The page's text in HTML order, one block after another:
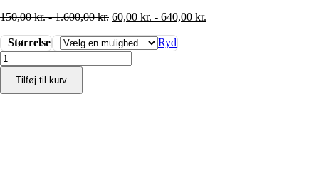
150,00kr.-1.600,00kr. 60,00 kr. - 640,00 kr.
Størrelse
Ryd
Blomst
5
(Stort
billede
Tilføj til kurv